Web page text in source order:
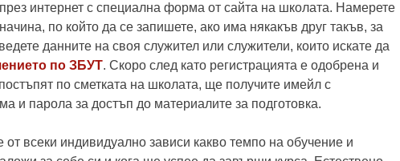
интернет с специална форма от сайта на школата. Намерете
по който да се запишете, ако има някакъв друг такъв, за
данните на своя служител или служители, които искате да
по ЗБУТ. Скоро след като регистрацията е одобрена и
по сметката на школата, ще получите имейл с
и парола за достъп до материалите за подготовка.
всеки индивидуално зависи какво темпо на обучение и